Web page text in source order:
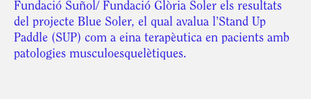
Fundació Suñol/ Fundació Glòria Soler els resultats
del projecte Blue Soler, el qual avalua l’Stand Up
Paddle (SUP) com a eina terapèutica en pacients amb
patologies musculoesquelètiques.